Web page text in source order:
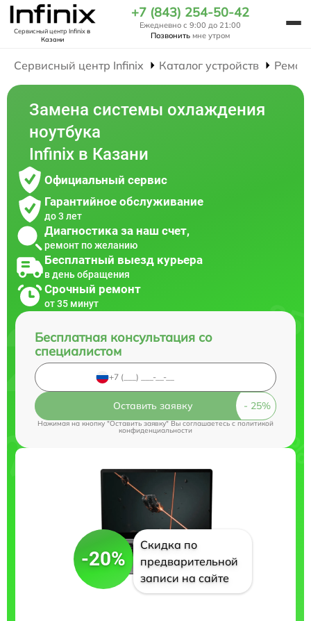
Сервисный центр Infinixв
Казани
+7 (843) 254-50-42
Ежедневно с 9:00 до 21:00
Позвонить мне утром
Сервисный центр Infinix Каталог устройств
Замена системы охлаждения
ноутбука
Infinix в Казани
Официальный сервис
Гарантийное обслуживание
до 3 лет
Диагностика за наш счет,
ремонт по желанию
Бесплатный выезд курьера
в день обращения
Срочный ремонт
от 35 минут
Бесплатная консультация со
специалистом
Оставить заявку
Нажимая на кнопку "Оставить заявку" Вы соглашаетесь cполитикой
конфиденциальности
-20%
Скидка по
предварительной
записи на сайте